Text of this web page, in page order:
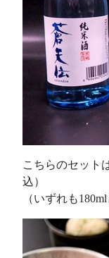
こちらのセット
込）
（いずれも